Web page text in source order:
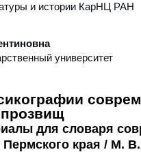
и истории КарНЦ РАН
университет
для словаря
края / М.